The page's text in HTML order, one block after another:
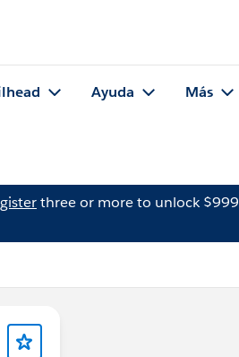
Ayuda Más
three or more to unlock $999